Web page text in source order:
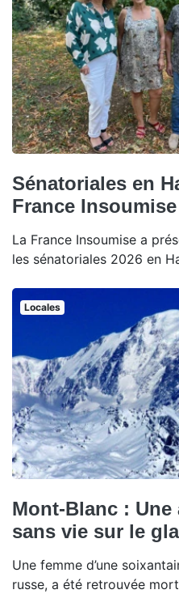
Sénatoriales en
France
La France Insoumise a
les sénatoriales 2026 en
Locales
Mont-Blanc :
sans vie sur le
Une femme d’une
russe, a été retrouvée